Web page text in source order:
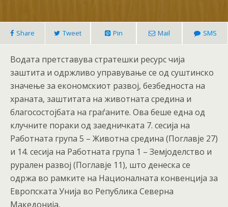
Share Tweet Pin Mail SMS
Водата претставува стратешки ресурс чија
заштита и одржливо управување се од суштинско
значење за економскиот развој, безбедноста на
храната, заштитата на животната средина и
благосостојбата на граѓаните. Ова беше една од
клучните пораки од заедничката 7. сесија на
Работната група 5 – Животна средина (Поглавје 27)
и 14. сесија на Работната група 1 – Земјоделство и
рурален развој (Поглавје 11), што денеска се
одржа во рамките на Националната конвенција за
Европската Унија во Република Северна
Македонија.